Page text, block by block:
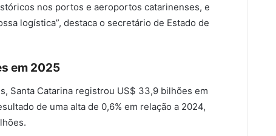
nos portos e aeroportos catarinenses, e
logística”, destaca o secretário de Estado de
em 2025
Santa Catarina registrou US$ 33,9 bilhões em
de uma alta de 0,6% em relação a 2024,